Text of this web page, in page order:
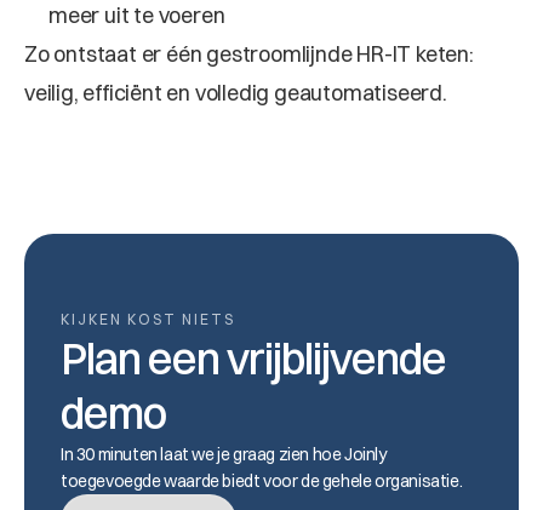
meer uit te voeren
Zo ontstaat er één gestroomlijnde HR-IT keten:
veilig, efficiënt en volledig geautomatiseerd.
KIJKEN KOST NIETS
Plan een vrijblijvende
demo
In 30 minuten laat we je graag zien hoe Joinly
toegevoegde waarde biedt voor de gehele organisatie.